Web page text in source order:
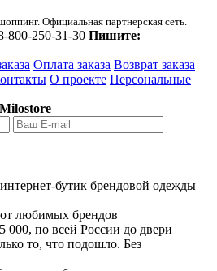
Официальная партнерская сеть.
800-250-31-30 Пишите:
Оплата заказа Возврат заказа
О проекте Персональные
бутик брендовой одежды
любимых брендов
000, по всей России до двери
то, что подошло. Без